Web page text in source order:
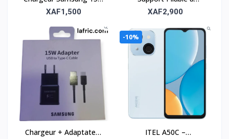
avec câble USB-C –
XAF1,500
Double Tube – Solide et
XAF2,900
Chargeur + Adaptateur
-10%
ITEL A50C –